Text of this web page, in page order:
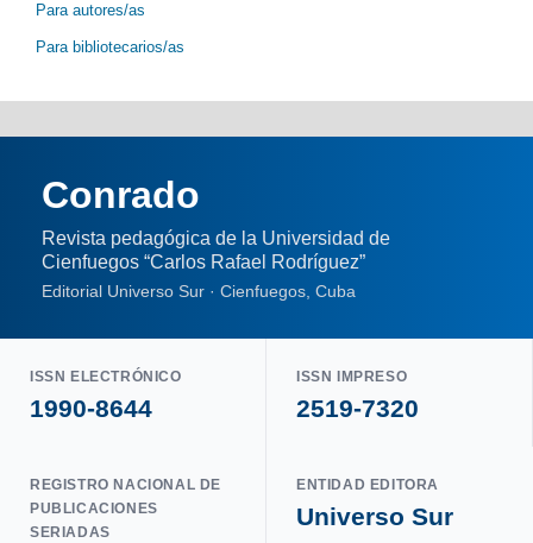
Para autores/as
Para bibliotecarios/as
Conrado
Revista pedagógica de la Universidad de
Cienfuegos “Carlos Rafael Rodríguez”
Editorial Universo Sur · Cienfuegos, Cuba
ISSN ELECTRÓNICO
1990-8644
ISSN IMPRESO
2519-7320
REGISTRO NACIONAL DE
PUBLICACIONES
SERIADAS
ENTIDAD EDITORA
Universo Sur